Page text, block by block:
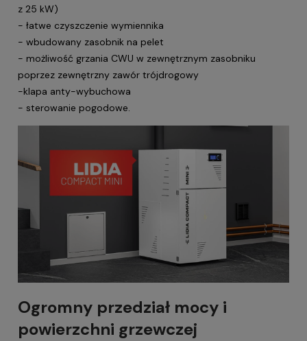
z 25 kW)
- łatwe czyszczenie wymiennika
- wbudowany zasobnik na pelet
- możliwość grzania CWU w zewnętrznym zasobniku
poprzez zewnętrzny zawór trójdrogowy
-klapa anty-wybuchowa
- sterowanie pogodowe.
Ogromny przedział mocy i
powierzchni grzewczej